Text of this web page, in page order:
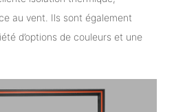
au vent. Ils sont également
d’options de couleurs et une